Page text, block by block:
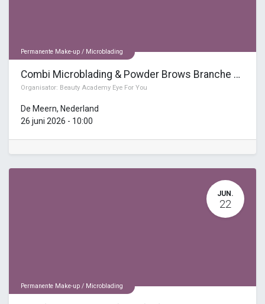
Permanente Make-up / Microblading
Combi Microblading & Powder Brows Branche Opleiding
Organisator: Beauty Academy Eye For You
De Meern, Nederland
26 juni 2026 - 10:00
JUN.
22
Permanente Make-up / Microblading